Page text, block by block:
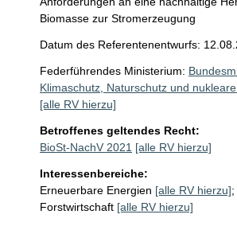
Biomasse zur Stromerzeugung
Datum des Referentenentwurfs:
Federführendes Ministerium:
Klimaschutz, Naturschutz und
[alle RV hierzu]
Betroffenes geltendes Recht:
BioSt-NachV 2021 [alle RV hierzu]
Interessenbereiche:
Erneuerbare Energien [alle RV hierzu];
Forstwirtschaft [alle RV hierzu]